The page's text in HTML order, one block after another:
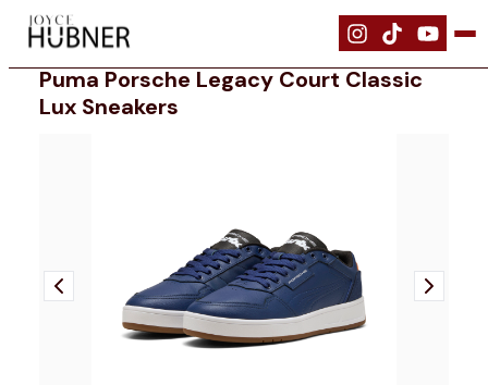
| Schuhe | PUMA Porsche Legacy Court Classic Lux Sneakers
Puma Porsche Legacy Court Classic
Lux Sneakers